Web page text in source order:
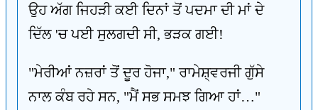
ਉਹ ਅੱਗ ਜਿਹੜੀ ਕਈ ਦਿਨਾਂ ਤੋਂ ਪਦਮਾ ਦੀ ਮਾਂ ਦੇ
ਦਿੱਲ 'ਚ ਪਈ ਸੁਲਗਦੀ ਸੀ, ਭੜਕ ਗਈ!
"ਮੇਰੀਆਂ ਨਜ਼ਰਾਂ ਤੋਂ ਦੂਰ ਹੋਜਾ," ਰਾਮੇਸ਼੍ਵਰਜੀ ਗੁੱਸੇ
ਨਾਲ ਕੰਬ ਰਹੇ ਸਨ, "ਮੈਂ ਸਭ ਸਮਝ ਗਿਆ ਹਾਂ…"